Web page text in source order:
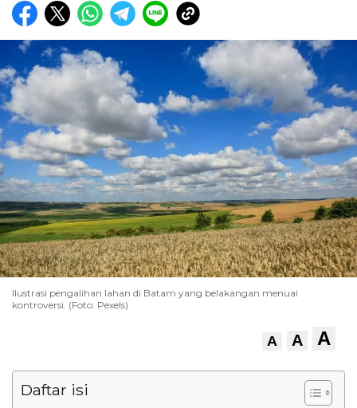
Ilustrasi pengalihan lahan di Batam yang belakangan menuai
kontroversi. (Foto: Pexels)
A A A
Daftar isi